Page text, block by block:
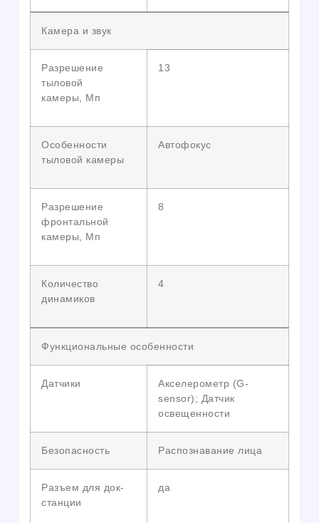
Камера и звук
Разрешение
тыловой
камеры, Мп
13
Особенности
тыловой камеры
Автофокус
Разрешение
фронтальной
камеры, Мп
8
Количество
динамиков
4
Функциональные особенности
Датчики
Акселерометр (G-
sensor); Датчик
освещенности
Безопасность Распознавание лица
Разъем для док-
станции
да